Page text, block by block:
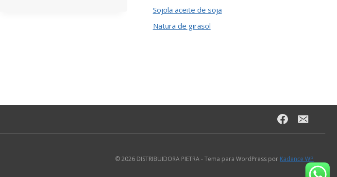
Sojola aceite de soja
Natura de girasol
© 2026 DISTRIBUIDORA PIETRA - Tema para WordPress por Kadence WP